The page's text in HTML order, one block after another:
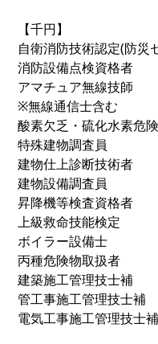
【千円】
自衛消防技術認定(防災
消防設備点検資格者
アマチュア無線技師
※無線通信士含む
酸素欠乏・硫化水素危
特殊建物調査員
建物仕上診断技術者
建物設備調査員
昇降機等検査資格者
上級救命技能検定
ボイラー設備士
丙種危険物取扱者
建築施工管理技士補
管工事施工管理技士補
電気工事施工管理技士補